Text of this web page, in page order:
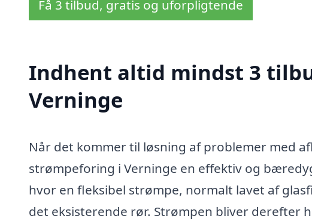
Få 3 tilbud, gratis og uforpligtende
Indhent altid mindst 3
Verninge
Når det kommer til løsning af problemer med
strømpeforing i Verninge en effektiv og
hvor en fleksibel strømpe, normalt lavet af
det eksisterende rør. Strømpen bliver derefter